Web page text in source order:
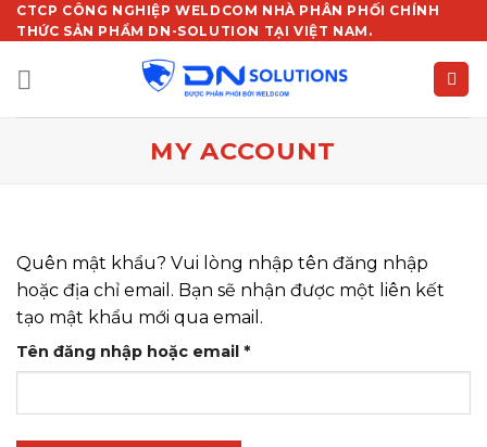
Chuyển
đến
nội
dung
CTCP CÔNG NGHIỆP WELDCOM NHÀ PHÂN PHỐI CHÍNH
THỨC SẢN PHẨM DN-SOLUTION TẠI VIỆT NAM.
MY ACCOUNT
Quên mật khẩu? Vui lòng nhập tên đăng nhập
hoặc địa chỉ email. Bạn sẽ nhận được một liên kết
tạo mật khẩu mới qua email.
Tên đăng nhập hoặc email *Bắt
buộc